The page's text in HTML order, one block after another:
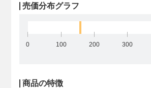
売価分布グラフ
0 100 200 300
商品の特徴